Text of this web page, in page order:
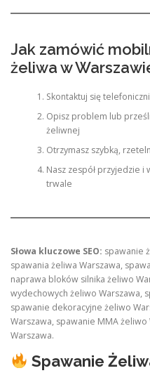
Jak zamówić
żeliwa w
Skontaktuj się
Opisz problem lub
żeliwnej
Otrzymasz szybką,
Nasz zespół przyjedzie
trwale
Słowa kluczowe SEO: spawanie
spawania żeliwa Warszawa,
naprawa bloków silnika żeliwo
wydechowych żeliwo Warszawa,
spawanie dekoracyjne żeliwo
Warszawa, spawanie MMA
Warszawa.
Spawanie